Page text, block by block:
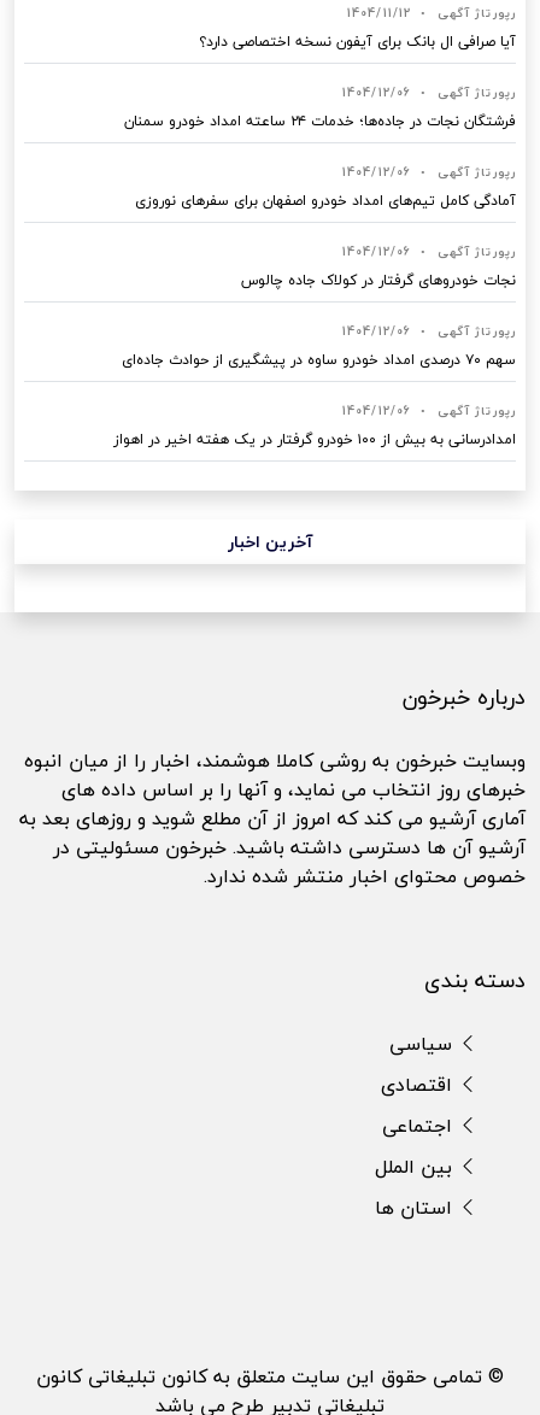
رپورتاژ آگهی •
1404/11/12
آیا صرافی ال بانک برای آیفون نسخه اختصاصی دارد؟
رپورتاژ آگهی •
1404/12/06
فرشتگان نجات در جاده‌ها؛ خدمات ۲۴ ساعته امداد خودرو سمنان
رپورتاژ آگهی •
1404/12/06
آمادگی کامل تیم‌های امداد خودرو اصفهان برای سفرهای نوروزی
رپورتاژ آگهی •
1404/12/06
نجات خودروهای گرفتار در کولاک جاده چالوس
رپورتاژ آگهی •
1404/12/06
سهم ۷۰ درصدی امداد خودرو ساوه در پیشگیری از حوادث جاده‌ای
رپورتاژ آگهی •
1404/12/06
امدادرسانی به بیش از ۱۰۰ خودرو گرفتار در یک هفته اخیر در اهواز
آخرین اخبار
درباره خبرخون
وبسایت خبرخون به روشی کاملا هوشمند، اخبار را از میان انبوه
خبرهای روز انتخاب می نماید، و آنها را بر اساس داده های
آماری آرشیو می کند که امروز از آن مطلع شوید و روزهای بعد به
آرشیو آن ها دسترسی داشته باشید. خبرخون مسئولیتی در
خصوص محتوای اخبار منتشر شده ندارد.
دسته بندی
سیاسی
اقتصادی
اجتماعی
بین الملل
استان ها
© تمامی حقوق این سایت متعلق به کانون تبلیغاتی کانون
تبلیغاتی تدبیر طرح می باشد